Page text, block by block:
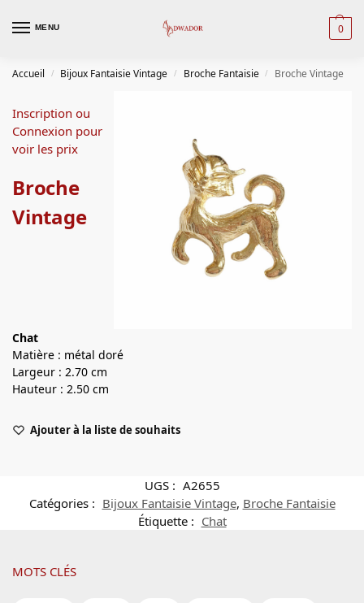
MENU 0
Accueil / Bijoux Fantaisie Vintage / Broche Fantaisie / Broche Vintage
Inscription ou
Connexion pour
voir les prix
Broche
Vintage
Chat
Matière : métal doré
Largeur : 2.70 cm
Hauteur : 2.50 cm
Ajouter à la liste de souhaits
UGS : A2655
Catégories : Bijoux Fantaisie Vintage, Broche Fantaisie
Étiquette : Chat
MOTS CLÉS